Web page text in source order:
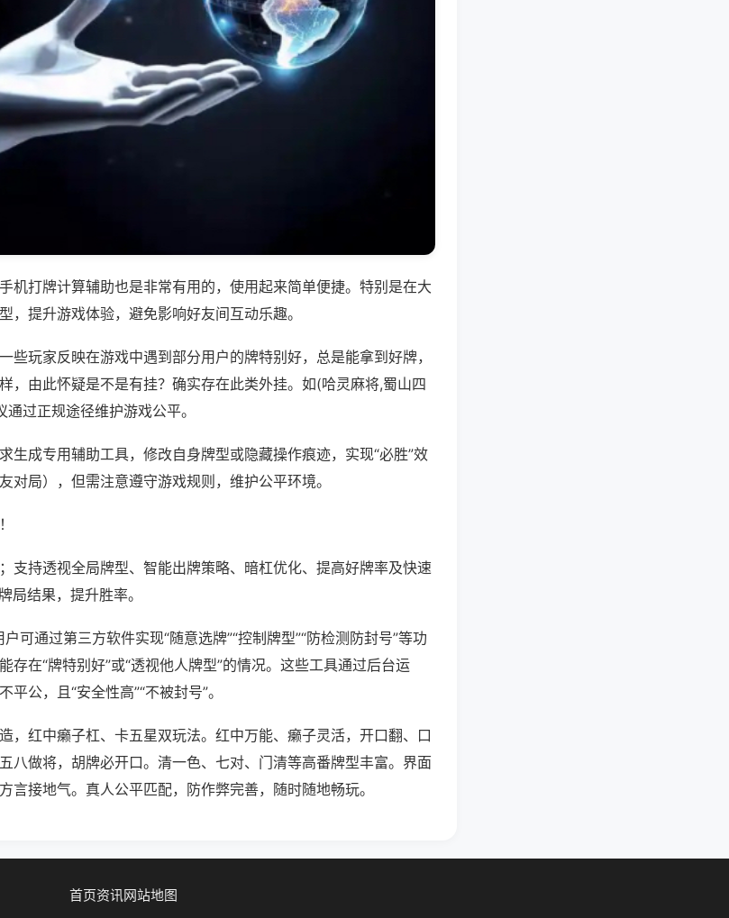
机打牌计算辅助也是非常有用的，使用起来简单便捷。特别是在大
，提升游戏体验，避免影响好友间互动乐趣。
些玩家反映在游戏中遇到部分用户的牌特别好，总是能拿到好牌，
，由此怀疑是不是有挂？确实存在此类外挂。如(哈灵麻将,蜀山四
过正规途径维护游戏公平。
生成专用辅助工具，修改自身牌型或隐藏操作痕迹，实现“必胜”效
对局），但需注意遵守游戏规则，维护公平环境。
支持透视全局牌型、智能出牌策略、暗杠优化、提高好牌率及快速
局结果，提升胜率。
可通过第三方软件实现“随意选牌”“控制牌型”“防检测防封号”等功
存在“牌特别好”或“透视他人牌型”的情况。这些工具通过后台运
公，且“安全性高”“不被封号”。
，红中癞子杠、卡五星双玩法。红中万能、癞子灵活，开口翻、口
八做将，胡牌必开口。清一色、七对、门清等高番牌型丰富。界面
言接地气。真人公平匹配，防作弊完善，随时随地畅玩。
首页资讯网站地图